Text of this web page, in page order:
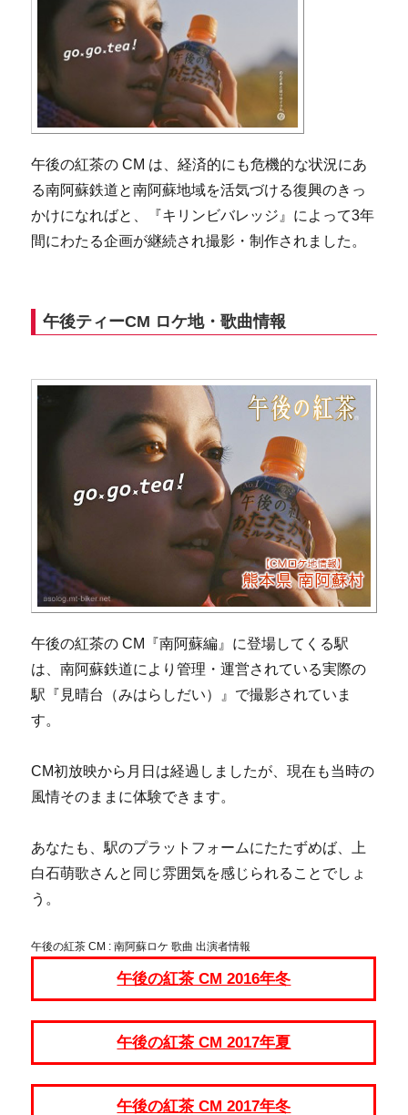
午後の紅茶の CM は、経済的にも危機的な状況にあ
る南阿蘇鉄道と南阿蘇地域を活気づける復興のきっ
かけになればと、『キリンビバレッジ』によって3年
間にわたる企画が継続され撮影・制作されました。
午後ティーCM ロケ地・歌曲情報
午後の紅茶の CM『南阿蘇編』に登場してくる駅
は、南阿蘇鉄道により管理・運営されている実際の
駅『見晴台（みはらしだい）』で撮影されていま
す。
CM初放映から月日は経過しましたが、現在も当時の
風情そのままに体験できます。
あなたも、駅のプラットフォームにたたずめば、上
白石萌歌さんと同じ雰囲気を感じられることでしょ
う。
午後の紅茶 CM : 南阿蘇ロケ 歌曲 出演者情報
午後の紅茶 CM 2016年冬
午後の紅茶 CM 2017年夏
午後の紅茶 CM 2017年冬